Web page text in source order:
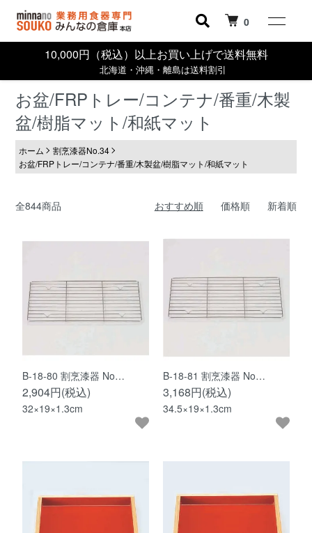
0
10,000円（税込）以上お買い上げで送料無料
北海道・沖縄・離島は送料割引
お盆/FRPトレー/コンテナ/番重/木製
盆/樹脂マット/和紙マット
ホーム
割烹漆器No.34
お盆/FRPトレー/コンテナ/番重/木製盆/樹脂マット/和紙マット
全844商品 おすすめ順 価格順 新着順
B-18-80 割烹漆器 No…
2,904円(税込)
32×19×1.3cm
B-18-81 割烹漆器 No…
3,168円(税込)
34.5×19×1.3cm